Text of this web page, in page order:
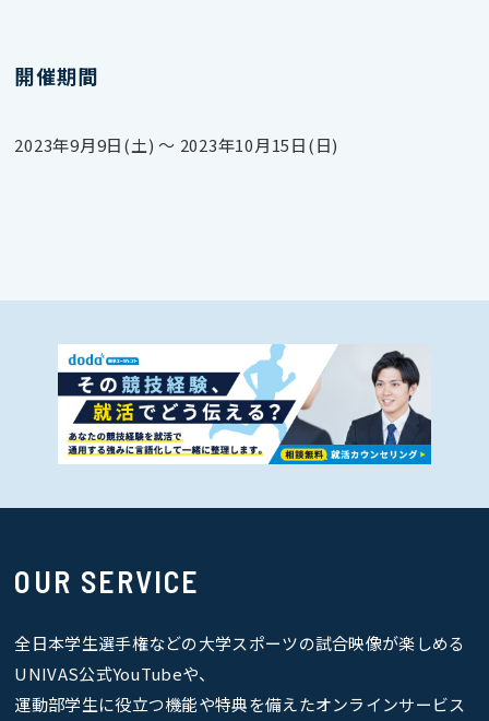
開催期間
2023年9月9日(土) 〜 2023年10月15日(日)
OUR SERVICE
全日本学生選手権などの大学スポーツの試合映像が楽しめる
UNIVAS公式YouTubeや、
運動部学生に役立つ機能や特典を備えたオンラインサービス